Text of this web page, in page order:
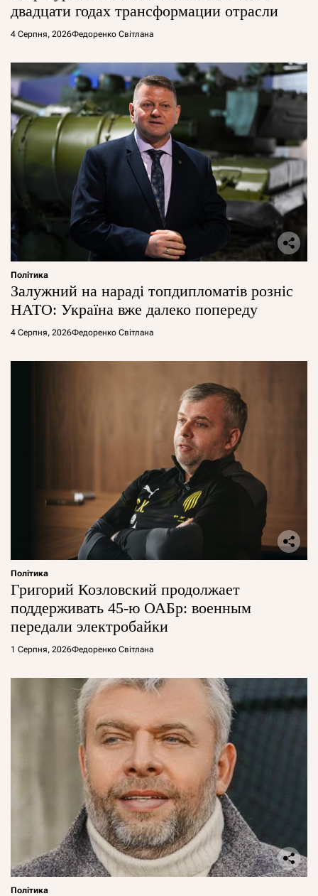
двадцати годах трансформации отрасли
4 Серпня, 2026Федоренко Світлана
Політика
Залужний на нараді топдипломатів розніс
НАТО: Україна вже далеко попереду
4 Серпня, 2026Федоренко Світлана
Політика
Григорий Козловский продолжает
поддерживать 45-ю ОАБр: военным
передали электробайки
1 Серпня, 2026Федоренко Світлана
Політика